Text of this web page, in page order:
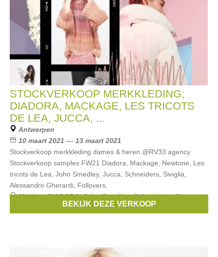
STOCKVERKOOP MERKKLEDING;
DIADORA, MACKAGE, LES TRICOTS
DE LEA, JUCCA, ...
Antwerpen
10 maart 2021 --- 13 maart 2021
Stockverkoop merkkleding dames & heren @RV33 agency
Stockverkoop samples FW21 Diadora, Mackage, Newtone, Les
tricots de Lea, John Smedley, Jucca, Schneiders, Siviglia,
Alessandro Gherardi, Follovers,
Merken:DIADORA,John Smedley,Schneiders,Jucca,
BEKIJK DEZE VERKOOP